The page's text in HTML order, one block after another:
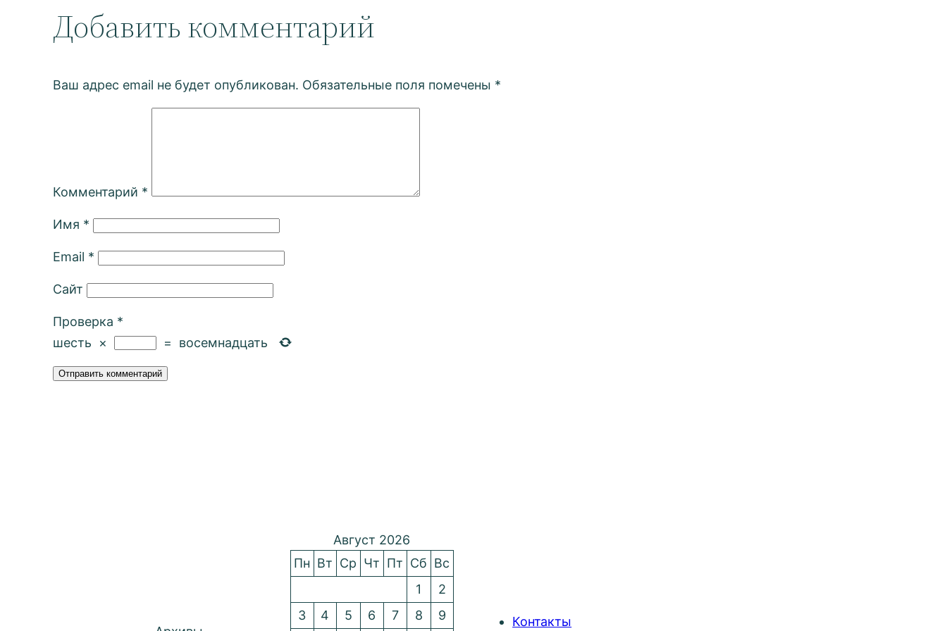
Добавить комментарий
Ваш адрес email не будет опубликован. Обязательные поля помечены *
Комментарий *
Имя *
Email *
Сайт
Проверка *
шесть
× = восемнадцать
Август 2026
Пн Вт Ср Чт Пт Сб Вс
1
2
3
4 5 6 7 8 9 Контакты